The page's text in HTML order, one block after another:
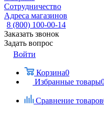
Сотрудничество
Адреса магазинов
8 (800) 100-00-14
Заказать звонок
Задать вопрос
Войти
Корзина0
Избранные товары
Сравнение товаров